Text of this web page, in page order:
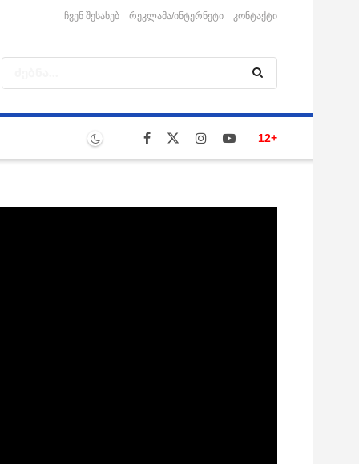
ჩვენ შესახებ რეკლამა/ინტერნეტი კონტაქტი
12+